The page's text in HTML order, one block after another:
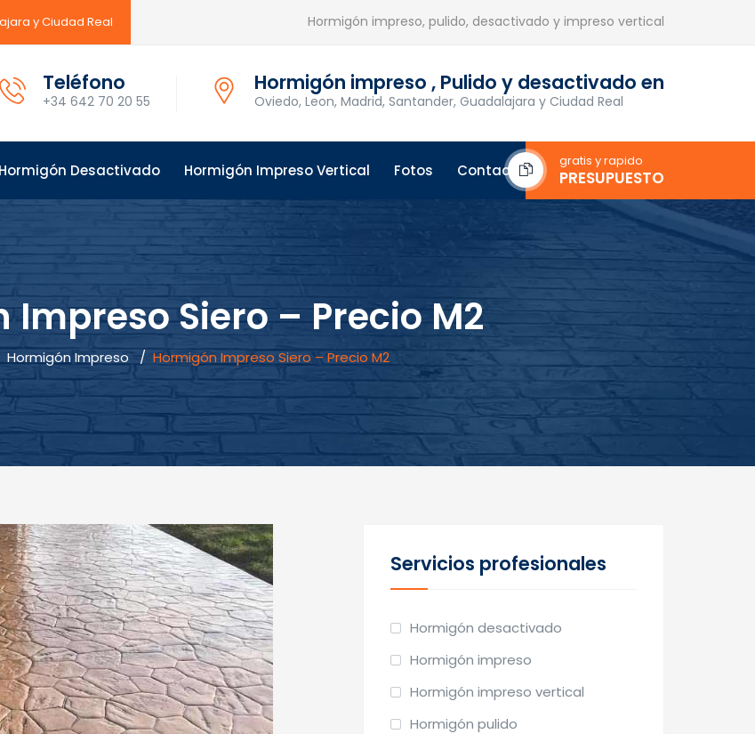
y Ciudad Real Hormigón impreso, pulido, desactivado y impreso vertical
Teléfono
+34 642 70 20 55
Hormigón impreso , Pulido y desactivado en
Oviedo, Leon, Madrid, Santander, Guadalajara y Ciudad Real
Hormigón Desactivado Hormigón Impreso Vertical Fotos Contacto
gratis y rapido
PRESUPUESTO
Impreso Siero – Precio M2
Hormigón Impreso / Hormigón Impreso Siero – Precio M2
Servicios profesionales
Hormigón desactivado
Hormigón impreso
Hormigón impreso vertical
Hormigón pulido